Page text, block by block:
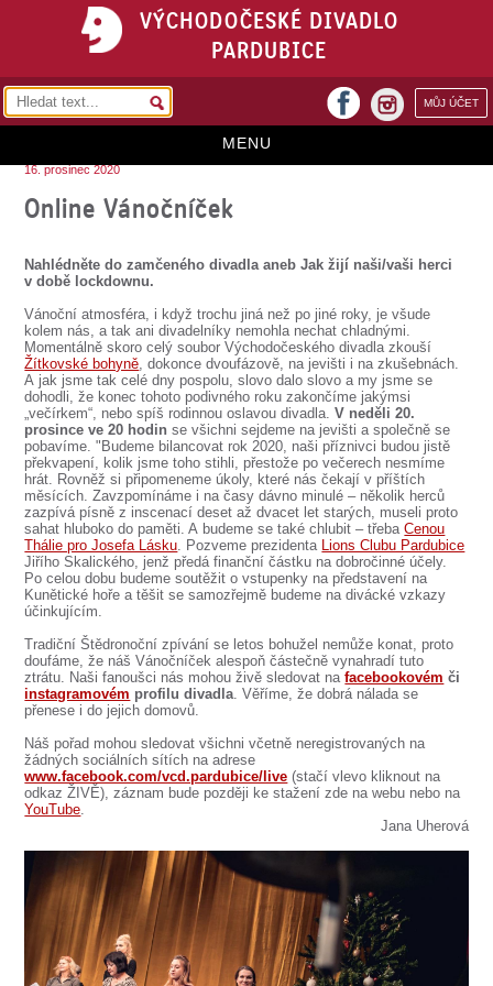
VÝCHODOČESKÉ DIVADLO
PARDUBICE
MŮJ ÚČET
facebook
MENU
REPERTOÁR
VSTUPENKY
PŘEDPLATNÉ
KONTAKTY
O DIVADLE
SOUBOR
DÁLE NABÍZÍME
16. prosinec 2020
Online Vánočníček
Nahlédněte do zamčeného divadla aneb Jak žijí naši/vaši herci
v době lockdownu.
Vánoční atmosféra, i když trochu jiná než po jiné roky, je všude
kolem nás, a tak ani divadelníky nemohla nechat chladnými.
Momentálně skoro celý soubor Východočeského divadla zkouší
Žítkovské bohyně, dokonce dvoufázově, na jevišti i na zkušebnách.
A jak jsme tak celé dny pospolu, slovo dalo slovo a my jsme se
dohodli, že konec tohoto podivného roku zakončíme jakýmsi
„večírkem“, nebo spíš rodinnou oslavou divadla.V neděli 20.
prosince ve 20 hodin se všichni sejdeme na jevišti a společně se
pobavíme. "Budeme bilancovat rok 2020, naši příznivci budou jistě
překvapení, kolik jsme toho stihli, přestože po večerech nesmíme
hrát. Rovněž si připomeneme úkoly, které nás čekají v příštích
měsících. Zavzpomínáme i na časy dávno minulé – několik herců
zazpívá písně z inscenací deset až dvacet let starých, museli proto
sahat hluboko do paměti. A budeme se také chlubit – třebaCenou
Thálie pro Josefa Lásku. Pozveme prezidenta Lions Clubu Pardubice
Jiřího Skalického, jenž předá finanční částku na dobročinné účely.
Po celou dobu budeme soutěžit o vstupenky na představení na
Kunětické hoře a těšit se samozřejmě budeme na divácké vzkazy
účinkujícím.
Tradiční Štědronoční zpívání se letos bohužel nemůže konat, proto
doufáme, že náš Vánočníček alespoň částečně vynahradí tuto
ztrátu. Naši fanoušci nás mohou živě sledovat nafacebookovém či
instagramovém profilu divadla. Věříme, že dobrá nálada se
přenese i do jejich domovů.
Náš pořad mohou sledovat všichni včetně neregistrovaných na
žádných sociálních sítích na adrese
www.facebook.com/vcd.pardubice/live (stačí vlevo kliknout na
odkaz ŽIVĚ), záznam bude později ke stažení zde na webu nebo na
YouTube.
Jana Uherová